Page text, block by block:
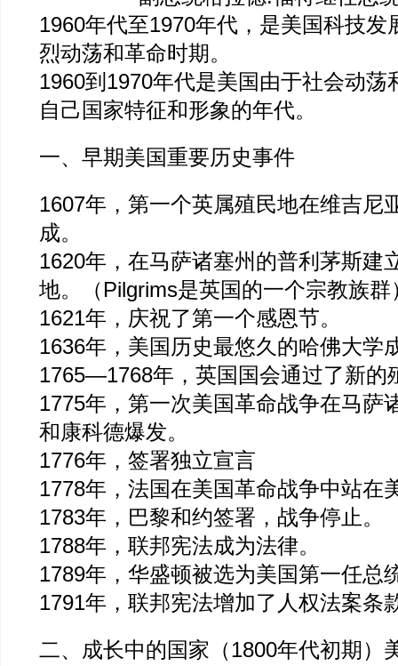
1960年代至1970年代，是美国科技发
烈动荡和革命时期。
1960到1970年代是美国由于社会动荡
自己国家特征和形象的年代。
一、早期美国重要历史事件
1607年，第一个英属殖民地在维吉尼
成。
1620年，在马萨诸塞州的普利茅斯建
地。（Pilgrims是英国的一个宗教族群
1621年，庆祝了第一个感恩节。
1636年，美国历史最悠久的哈佛大学
1765—1768年，英国国会通过了新的
1775年，第一次美国革命战争在马萨
和康科德爆发。
1776年，签署独立宣言
1778年，法国在美国革命战争中站在
1783年，巴黎和约签署，战争停止。
1788年，联邦宪法成为法律。
1789年，华盛顿被选为美国第一任总
1791年，联邦宪法增加了人权法案条
二、成长中的国家（1800年代初期）